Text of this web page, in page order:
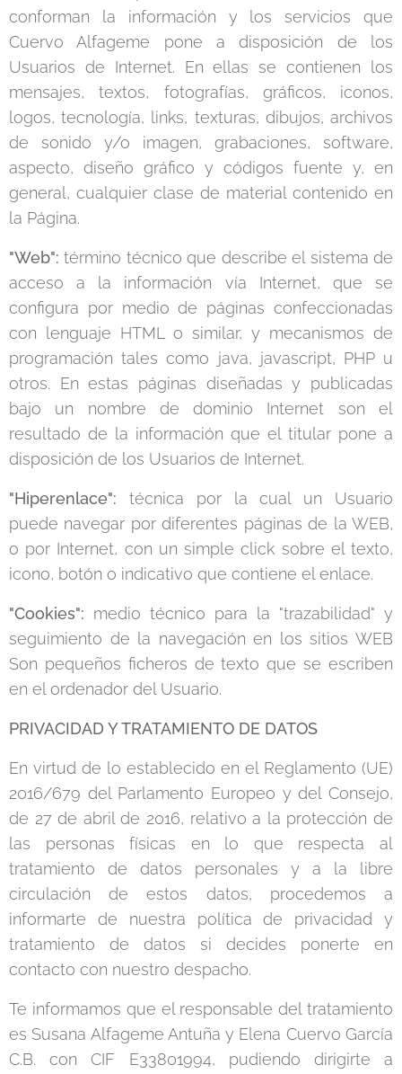
conforman la información y los servicios que
Cuervo Alfageme pone a disposición de los
Usuarios de Internet. En ellas se contienen los
mensajes, textos, fotografías, gráficos, iconos,
logos, tecnología, links, texturas, dibujos, archivos
de sonido y/o imagen, grabaciones, software,
aspecto, diseño gráfico y códigos fuente y, en
general, cualquier clase de material contenido en
la Página.
"Web": término técnico que describe el sistema de
acceso a la información vía Internet, que se
configura por medio de páginas confeccionadas
con lenguaje HTML o similar, y mecanismos de
programación tales como java, javascript, PHP u
otros. En estas páginas diseñadas y publicadas
bajo un nombre de dominio Internet son el
resultado de la información que el titular pone a
disposición de los Usuarios de Internet.
"Hiperenlace": técnica por la cual un Usuario
puede navegar por diferentes páginas de la WEB,
o por Internet, con un simple click sobre el texto,
icono, botón o indicativo que contiene el enlace.
"Cookies": medio técnico para la "trazabilidad" y
seguimiento de la navegación en los sitios WEB
Son pequeños ficheros de texto que se escriben
en el ordenador del Usuario.
PRIVACIDAD Y TRATAMIENTO DE DATOS
En virtud de lo establecido en el Reglamento (UE)
2016/679 del Parlamento Europeo y del Consejo,
de 27 de abril de 2016, relativo a la protección de
las personas físicas en lo que respecta al
tratamiento de datos personales y a la libre
circulación de estos datos, procedemos a
informarte de nuestra política de privacidad y
tratamiento de datos si decides ponerte en
contacto con nuestro despacho.
Te informamos que el responsable del tratamiento
es Susana Alfageme Antuña y Elena Cuervo García
C.B. con CIF E33801994, pudiendo dirigirte a